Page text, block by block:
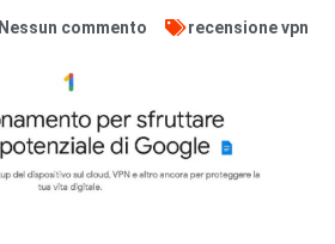
Nessun commento recensione vpn